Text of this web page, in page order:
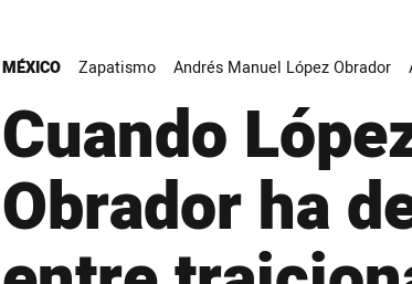
MÉXICO Zapatismo Andrés Manuel López Obrador
Cuando
Obrador ha